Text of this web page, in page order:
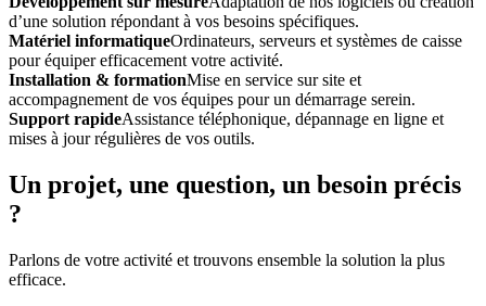
d’une solution répondant à vos besoins spécifiques.
Matériel informatiqueOrdinateurs, serveurs et systèmes de caisse
pour équiper efficacement votre activité.
Installation & formationMise en service sur site et
accompagnement de vos équipes pour un démarrage serein.
Support rapideAssistance téléphonique, dépannage en ligne et
mises à jour régulières de vos outils.
Un projet, une question, un besoin précis
?
Parlons de votre activité et trouvons ensemble la solution la plus
efficace.